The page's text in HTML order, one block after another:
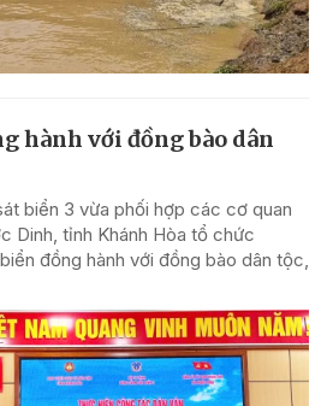
hành với đồng bào dân
biển 3 vừa phối hợp các cơ quan
Dinh, tỉnh Khánh Hòa tổ chức
đồng hành với đồng bào dân tộc,